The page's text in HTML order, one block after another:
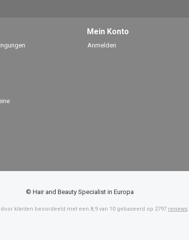
Mein Konto
Anmelden
© Hair and Beauty Specialist in Europa
klanten beoordeeld met een 8,9 van 10 gebaseerd op 2797 reviews.